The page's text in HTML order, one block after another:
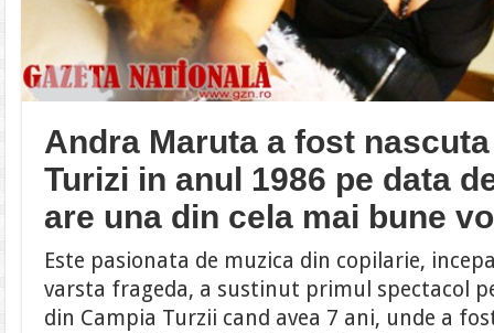
Andra Maruta a fost
Turizi in anul 1986 pe data
are una din cela mai bune
Este pasionata de muzica din copilarie,
varsta frageda, a sustinut primul spectacol
din Campia Turzii cand avea 7 ani, unde a